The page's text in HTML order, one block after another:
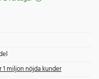
1 miljon nöjda kunder